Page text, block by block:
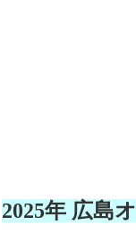
2025年 広島